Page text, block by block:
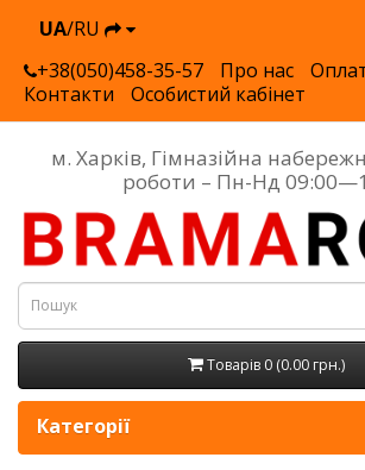
UA/RU
+38(050)458-35-57
Про нас
Контакти
Особистий кабінет
м. Харків, Гімназійна
роботи – Пн-Нд
Товарів 0 (0.00 грн.)
Категорії